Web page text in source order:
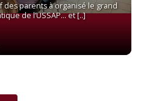
des parents à organisé le grand
de l’USSAP… et